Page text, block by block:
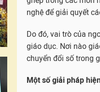
chúng ta từ thế giới
Sự tham gia ngày
làm thay đổi căn
Vai trò của ngoại
nghệ số